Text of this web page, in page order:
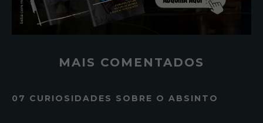
MAIS COMENTADOS
07 CURIOSIDADES SOBRE O ABSINTO